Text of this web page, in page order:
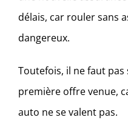
délais, car rouler sans
dangereux.
Toutefois, il ne faut
première offre venue,
auto ne se valent pas.